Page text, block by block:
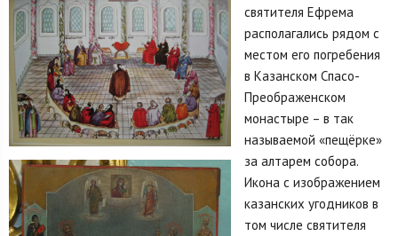
святителя Ефрема
располагались рядом с
местом его погребения
в Казанском Спасо-
Преображенском
монастыре – в так
называемой «пещёрке»
за алтарем собора.
Икона с изображением
казанских угодников в
том числе святителя